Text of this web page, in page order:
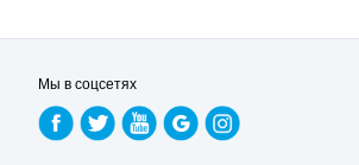
Мы в соцсетях